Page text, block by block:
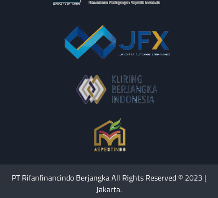
PT Rifanfinancindo Berjangka All Rights Reserved © 2023 |
Jakarta.